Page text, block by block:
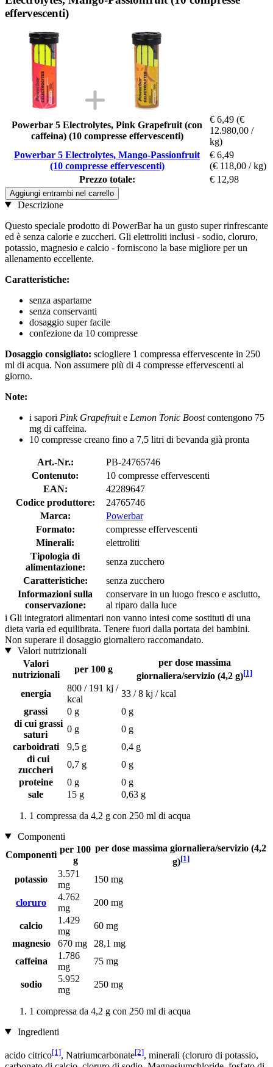
effervescenti)
Powerbar 5 Electrolytes, Pink Grapefruit (con
caffeina) (10 compresse effervescenti)
€ 6,49 (€
12.980,00 /
kg)
Powerbar 5 Electrolytes, Mango-Passionfruit
(10 compresse effervescenti)
€ 6,49
(€ 118,00 / kg)
Prezzo totale:
€ 12,98
Aggiungi entrambi nel carrello
Descrizione
Questo speciale prodotto di PowerBar ha un gusto super rinfrescante
ed è senza calorie e zuccheri. Gli elettroliti inclusi - sodio, cloruro,
potassio, magnesio e calcio - forniscono la base migliore per un
allenamento eccellente.
Caratteristiche:
senza aspartame
senza conservanti
dosaggio super facile
confezione da 10 compresse
Dosaggio consigliato: sciogliere 1 compressa effervescente in 250
ml di acqua. Non assumere più di 4 compresse effervescenti al
giorno.
Note:
i sapori Pink Grapefruite Lemon Tonic Boostcontengono 75
mg di caffeina.
10 compresse creano fino a 7,5 litri di bevanda già pronta
Art.-Nr.:
PB-24765746
Contenuto:
10 compresse effervescenti
EAN:
42289647
Codice produttore:
24765746
Marca:
Powerbar
Formato:
compresse effervescenti
Minerali:
elettroliti
Tipologia di
alimentazione:
senza zucchero
Caratteristiche:
senza zucchero
Informazioni sulla
conservazione:
conservare in un luogo fresco e asciutto,
al riparo dalla luce
i Gli integratori alimentari non vanno intesi come sostituti di una
dieta varia ed equilibrata. Tenere fuori dalla portata dei bambini.
Non superare il dosaggio giornaliero raccomandato.
Valori nutrizionali
Valori
nutrizionali
per 100 g
per dose massima
giornaliera/servizio (4,2 g)[1]
energia
800 / 191 kj /
kcal
33 / 8 kj / kcal
grassi
0 g
0 g
di cui grassi
saturi
0 g
0 g
carboidrati
9,5 g
0,4 g
di cui
zuccheri
0,7 g
0 g
proteine
0 g
0 g
sale
15 g 0,63 g
1 compressa da 4,2 g con 250 ml di acqua
Componenti
Componenti
per 100
g
per dose massima giornaliera/servizio (4,2
g)[1]
potassio
3.571
mg
150 mg
cloruro
4.762
mg
200 mg
calcio
1.429
mg
60 mg
magnesio
670 mg
28,1 mg
caffeina
1.786
mg
75 mg
sodio
5.952
mg
250 mg
1 compressa da 4,2 g con 250 ml di acqua
Ingredienti
acido citrico[1], Natriumcarbonate[2], minerali (cloruro di potassio,